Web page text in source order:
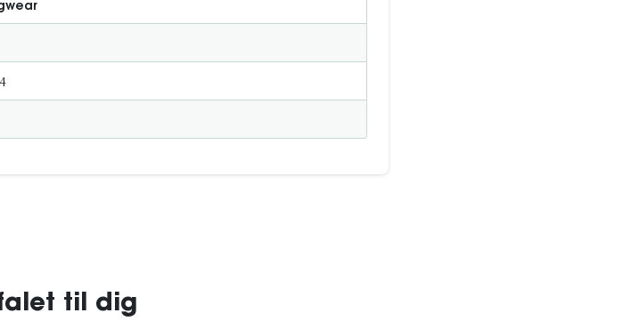
til dig